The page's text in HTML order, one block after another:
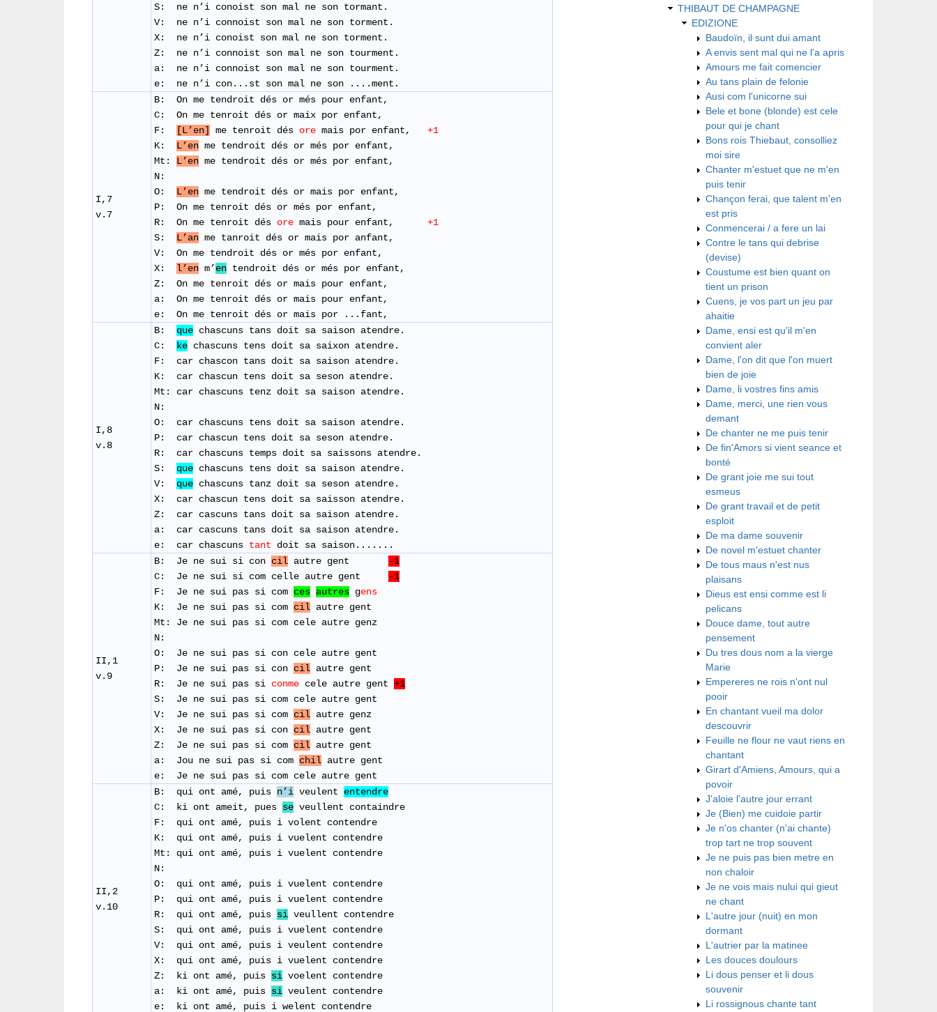
S: ne n’i conoist son mal ne son tormant.
V: ne n’i connoist son mal ne son torment.
X: ne n’i conoist son mal ne son torment.
Z: ne n’i connoist son mal ne son tourment.
a: ne n’i connoist son mal ne son tourment.
e: ne n’i con...st son mal ne son ....ment.
I,7
v.7
B: On me tendroit dés or més pour enfant,
C: On me tenroit dés or maix por enfant,
F:
[L’en] me tenroit dés ore mais por enfant, +1
K: L’en me tendroit dés or més por enfant,
Mt: L’en me tendroit dés or més por enfant,
N:
O: L’en me tendroit dés or mais por enfant,
P: On me tenroit dés or més por enfant,
​R: On me tenroit dés ore mais pour enfant, +1
S: L’an me tanroit dés or mais por anfant,
​V: On me tendroit dés or més por enfant,
X: l’en m’en tendroit dés or més por enfant,
Z: On me tenroit dés or mais pour enfant,
a: On me tenroit dés or mais pour enfant,
e: On me tenroit dés or mais por ...fant,
I,8
v.8
B: que chascuns tans doit sa saison atendre.
C:
ke chascuns tens doit sa saixon atendre.
F: car chascon tans doit sa saison atendre.
K: car chascun tens doit sa seson atendre.
Mt: car chascuns tenz doit sa saison atendre.
N:
O: car chascuns tens doit sa saison atendre.
P: car chascun tens doit sa seson atendre.
R: car chascuns temps doit sa saissons atendre.
S: que chascuns tens doit sa saison atendre.
V: que chascuns tanz doit sa seson atendre.
X: car chascun tens doit sa saisson atendre.
Z: car cascuns tans doit sa saison atendre.
a: car cascuns tans doit sa saison atendre.
e: car chascuns tant doit sa saison.......
II,1
v.9
B: Je ne sui si con cil autre gent
-1
C: Je ne sui si com celle autre gent
-1
F: Je ne sui pas si com ces autres gens
K: Je ne sui pas si com cil autre gent
Mt: Je ne sui pas si com cele autre genz
N:
​O: Je ne sui pas si con cele autre gent
​P: Je ne sui pas si con cil autre gent
R: Je ne sui pas si conme cele autre gent +1
S: Je ne sui pas si com cele autre gent
​V: Je ne sui pas si com cil autre genz
X: Je ne sui pas si con cil autre gent
Z: Je ne sui pas si com cil autre gent
a: Jou ne sui pas si com chil autre gent
e: Je ne sui pas si com cele autre gent
II,2
v.10
B: qui ont amé, puis n’i veulent entendre
C: ki ont ameit, pues se veullent containdre
F: qui ont amé, puis i volent contendre
K: qui ont amé, puis i vuelent contendre
Mt: qui ont amé, puis i vuelent contendre
N:
O: qui ont amé, puis i vuelent contendre
P: qui ont amé, puis i vuelent contendre
R: qui ont amé, puis si veullent contendre
S: qui ont amé, puis i vuelent contendre
V: qui ont amé, puis i veulent contendre
X: qui ont amé, puis i vuelent contendre
Z: ki ont amé, puis si voelent contendre
a: ki ont amé, puis si veulent contendre
e: ki ont amé, puis i welent contendre
THIBAUT DE CHAMPAGNE
EDIZIONE
Baudoïn, il sunt dui amant
A envis sent mal qui ne l'a apris
Amours me fait comencier
Au tans plain de felonie
Ausi com l'unicorne sui
Bele et bone (blonde) est cele
pour qui je chant
Bons rois Thiebaut, consolliez
moi sire
Chanter m'estuet que ne m'en
puis tenir
Chançon ferai, que talent m'en
est pris
Conmencerai / a fere un lai
Contre le tans qui debrise
(devise)
Coustume est bien quant on
tient un prison
Cuens, je vos part un jeu par
ahaitie
Dame, ensi est qu'il m'en
convient aler
Dame, l'on dit que l'on muert
bien de joie
Dame, li vostres fins amis
Dame, merci, une rien vous
demant
De chanter ne me puis tenir
De fin'Amors si vient seance et
bonté
De grant joie me sui tout
esmeus
De grant travail et de petit
esploit
De ma dame souvenir
De novel m'estuet chanter
De tous maus n'est nus
plaisans
Dieus est ensi comme est li
pelicans
Douce dame, tout autre
pensement
Du tres dous nom a la vierge
Marie
Empereres ne rois n'ont nul
pooir
En chantant vueil ma dolor
descouvrir
Feuille ne flour ne vaut riens en
chantant
Girart d'Amiens, Amours, qui a
povoir
J'aloie l'autre jour errant
Je (Bien) me cuidoie partir
Je n'os chanter (n'ai chante)
trop tart ne trop souvent
Je ne puis pas bien metre en
non chaloir
Je ne vois mais nului qui gieut
ne chant
L'autre jour (nuit) en mon
dormant
L'autrier par la matinee
Les douces doulours
Li dous penser et li dous
souvenir
Li rossignous chante tant